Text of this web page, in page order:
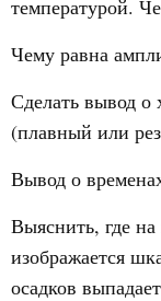
температурой.
Чему равна
Сделать вывод о
(плавный или
Вывод о
Выяснить, где
изображается
осадков